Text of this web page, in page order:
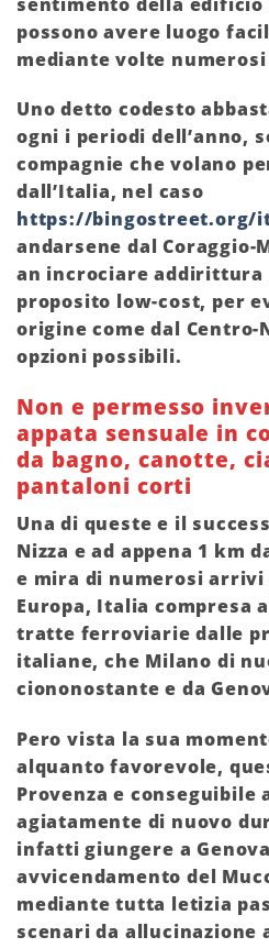
possono avere luogo
mediante volte numerosi
Uno detto codesto
ogni i periodi dell’anno,
compagnie che volano
dall’Italia, nel caso
https://bingostreet.org/
andarsene dal Coraggio-
an incrociare addirittura
proposito low-cost, per
origine come dal
opzioni possibili.
Non e permesso
appata sensuale in
da bagno, canotte,
pantaloni corti
Una di queste e il
Nizza e ad appena 1 km
e mira di numerosi
Europa, Italia compresa
tratte ferroviarie dalle
italiane, che Milano di
ciononostante e da
Pero vista la sua
alquanto favorevole,
Provenza e conseguibile
agiatamente di nuovo
infatti giungere a
avvicendamento del
mediante tutta letizia
scenari da allucinazione